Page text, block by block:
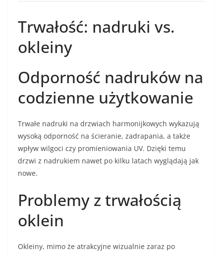
Trwałość: nadruki vs.
okleiny
Odporność nadruków na
codzienne użytkowanie
Trwałe nadruki na drzwiach harmonijkowych wykazują
wysoką odporność na ścieranie, zadrapania, a także
wpływ wilgoci czy promieniowania UV. Dzięki temu
drzwi z nadrukiem nawet po kilku latach wyglądają jak
nowe.
Problemy z trwałością
oklein
Okleiny, mimo że atrakcyjne wizualnie zaraz po